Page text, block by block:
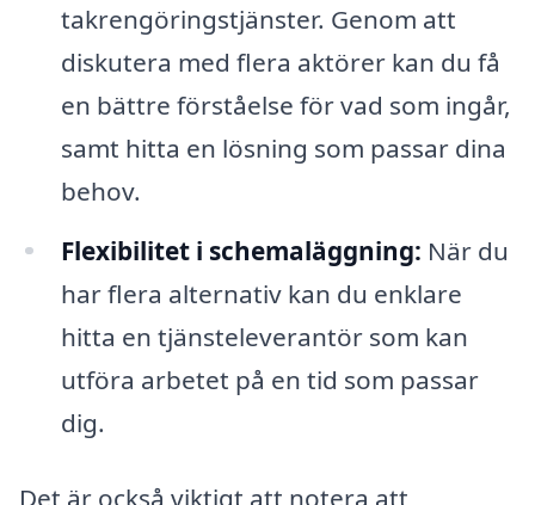
takrengöringstjänster. Genom att
diskutera med flera aktörer kan du få
en bättre förståelse för vad som ingår,
samt hitta en lösning som passar dina
behov.
Flexibilitet i schemaläggning: När du
har flera alternativ kan du enklare
hitta en tjänsteleverantör som kan
utföra arbetet på en tid som passar
dig.
Det är också viktigt att notera att